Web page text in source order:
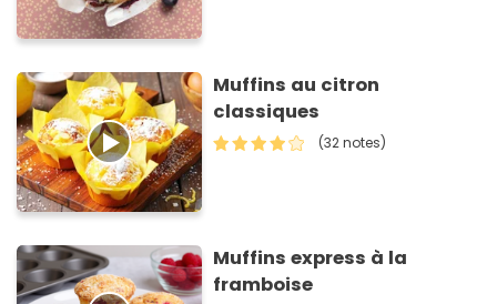
Muffins au citron
classiques
(32 notes)
Muffins express à la
framboise